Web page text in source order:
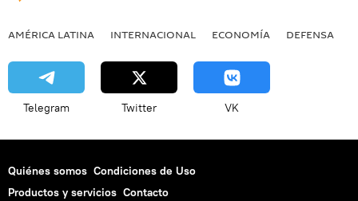
AMÉRICA LATINA INTERNACIONAL ECONOMÍA DEFENSA
Telegram Twitter VK
Quiénes somos Condiciones de Uso
Productos y servicios Contacto